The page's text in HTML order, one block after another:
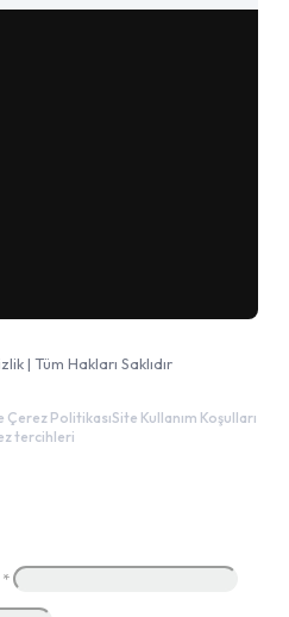
| Tüm Hakları Saklıdır
Çerez PolitikasıSite Kullanım Koşulları
tercihleri
*